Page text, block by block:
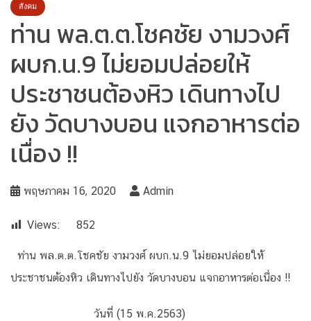
สังคม
ท่าน พล.ต.ต.โชคชัย งามวงศ์
ผบก.น.9 ไม่ยอมปล่อยให้
ประชาชนต้องหิว เดินทางไป
ยัง วัดบางบอน แจกอาหารต่อ
เนื่อง !!
พฤษภาคม 16, 2020 Admin
Views: 852
ท่าน พล.ต.ต.โชคชัย งามวงศ์ ผบก.น.9 ไม่ยอมปล่อยให้
ประชาชนต้องหิว เดินทางไปยัง วัดบางบอน แจกอาหารต่อเนื่อง !!
วันที่ (15 พ.ค.2563)